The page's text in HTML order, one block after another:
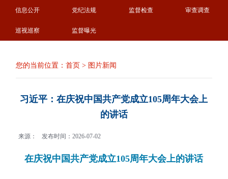
信息公开 党纪法规 监督检查 审查调查
巡视巡察 监督曝光
您的当前位置：首页 > 图片新闻
习近平：在庆祝中国共产党成立105周年大会上
的讲话
来源： 发布时间：2026-07-02
在庆祝中国共产党成立105周年大会上的讲话